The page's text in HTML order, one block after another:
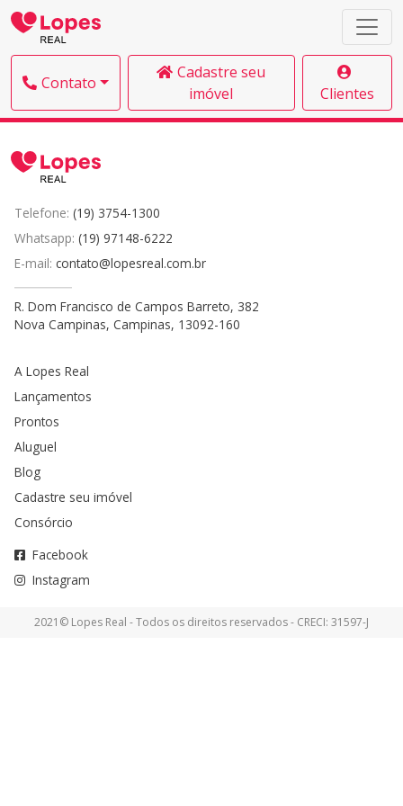
Contato
Cadastre seu
imóvel
Clientes
Telefone: (19) 3754-1300
Whatsapp: (19) 97148-6222
E-mail: contato@lopesreal.com.br
R. Dom Francisco de Campos Barreto, 382
Nova Campinas, Campinas, 13092-160
A Lopes Real
Lançamentos
Prontos
Aluguel
Blog
Cadastre seu imóvel
Consórcio
Facebook
Instagram
2021© Lopes Real - Todos os direitos reservados - CRECI: 31597-J